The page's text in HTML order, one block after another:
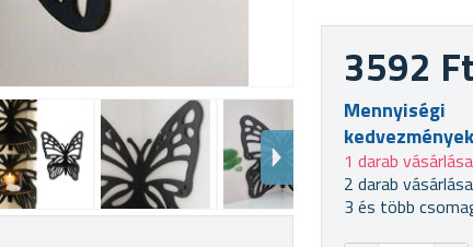
3592 Ft
Mennyiségi
kedvezmények
1 darab
2 darab
3 és több